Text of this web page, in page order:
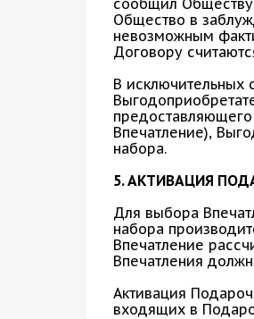
сообщил Обществу
Общество в
невозможным
Договору
В исключительных
Впечатление),
набора.
5. АКТИВАЦИЯ
Для выбора
набора
Впечатление
Впечатления
Активация
входящих в